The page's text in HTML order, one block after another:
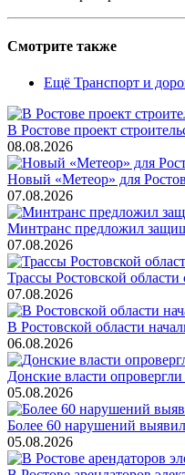
Смотрите также
Ещё Транспорт и
В Ростове проект
08.08.2026
Новый «Метеор» для
07.08.2026
Минтранс предложил
07.08.2026
Трассы Ростовской
07.08.2026
В Ростовской области
06.08.2026
Донские власти
05.08.2026
Более 60 нарушений
05.08.2026